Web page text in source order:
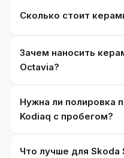
Сколько стоит
Зачем наносить
Octavia?
Нужна ли полировка
Kodiaq с пробегом?
Что лучше для